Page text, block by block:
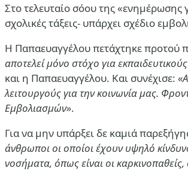
Στο τελευταίο σόου της
σχολικές τάξεις- υπάρχει σχέδιο
Η Παπαευαγγέλου πετάχτηκε προτού
αποτελεί μόνο στόχο για
και η Παπαευαγγέλου. Και συνέχισε:
λειτουργούς για την κοινωνία μας.
Εμβολιασμών».
Για να μην υπάρξει δε καμιά
άνθρωποι οι οποίοι έχουν υψηλό
νοσήματα, όπως είναι οι